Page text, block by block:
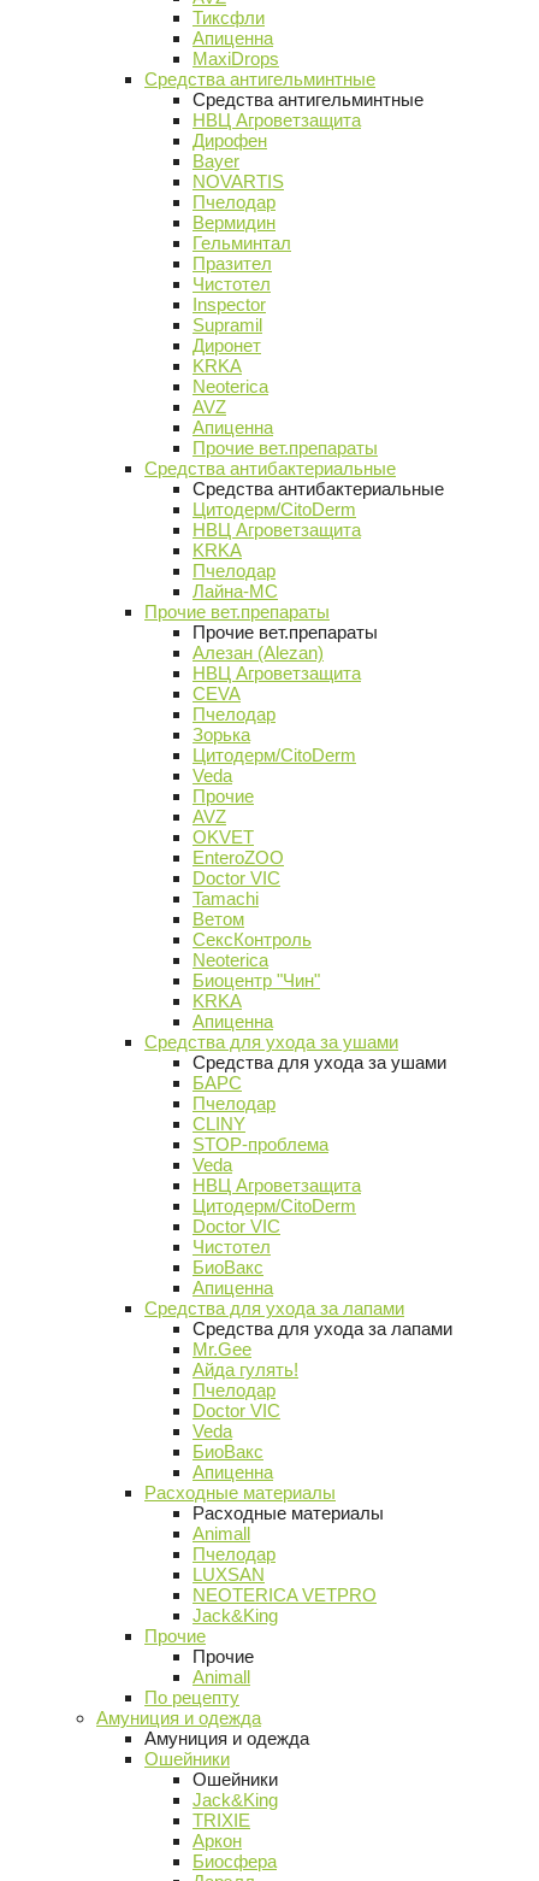
Тиксфли
Апиценна
MaxiDrops
Средства антигельминтные
Средства антигельминтные
НВЦ Агроветзащита
Дирофен
Bayer
NOVARTIS
Пчелодар
Вермидин
Гельминтал
Празител
Чистотел
Inspector
Supramil
Диронет
KRKA
Neoterica
AVZ
Апиценна
Прочие вет.препараты
Средства антибактериальные
Средства антибактериальные
Цитодерм/CitoDerm
НВЦ Агроветзащита
KRKA
Пчелодар
Лайна-МС
Прочие вет.препараты
Прочие вет.препараты
Алезан (Alezan)
НВЦ Агроветзащита
CEVA
Пчелодар
Зорька
Цитодерм/CitoDerm
Veda
Прочие
AVZ
OKVET
EnteroZOO
Doctor VIC
Tamachi
Ветом
СексКонтроль
Neoterica
Биоцентр "Чин"
KRKA
Апиценна
Средства для ухода за ушами
Средства для ухода за ушами
БАРС
Пчелодар
CLINY
STOP-проблема
Veda
НВЦ Агроветзащита
Цитодерм/CitoDerm
Doctor VIC
Чистотел
БиоВакс
Апиценна
Средства для ухода за лапами
Средства для ухода за лапами
Mr.Gee
Айда гулять!
Пчелодар
Doctor VIC
Veda
БиоВакс
Апиценна
Расходные материалы
Расходные материалы
Animall
Пчелодар
LUXSAN
NEOTERICA VETPRO
Jack&King
Прочие
Прочие
Animall
По рецепту
Амуниция и одежда
Амуниция и одежда
Ошейники
Ошейники
Jack&King
TRIXIE
Аркон
Биосфера